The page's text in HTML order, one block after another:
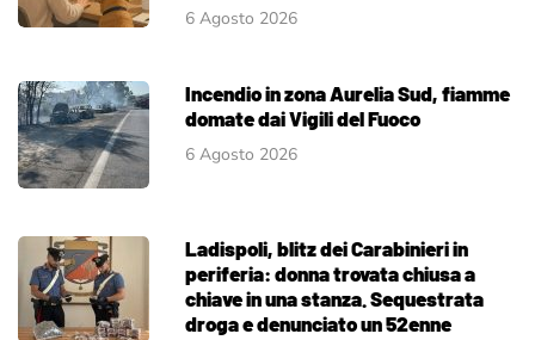
6 Agosto 2026
Incendio in zona Aurelia Sud, fiamme
domate dai Vigili del Fuoco
6 Agosto 2026
Ladispoli, blitz dei Carabinieri in
periferia: donna trovata chiusa a
chiave in una stanza. Sequestrata
droga e denunciato un 52enne